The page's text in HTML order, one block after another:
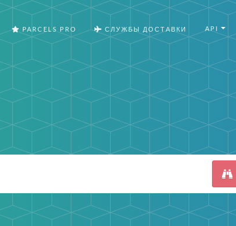
PARCELS PRO СЛУЖБЫ ДОСТАВКИ API